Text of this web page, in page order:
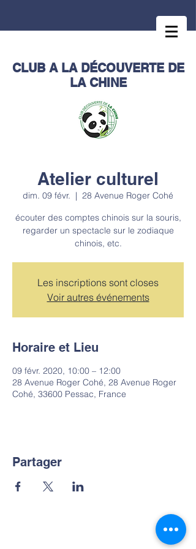
CLUB A LA DÉCOUVERTE DE
LA CHINE
Atelier culturel
dim. 09 févr.
  |
28 Avenue Roger Cohé
écouter des comptes chinois sur la souris,
regarder un spectacle sur le zodiaque
chinois, etc.
Les inscriptions sont closes
Voir autres événements
Horaire et Lieu
09 févr. 2020, 10:00 – 12:00
28 Avenue Roger Cohé, 28 Avenue Roger
Cohé, 33600 Pessac, France
Partager